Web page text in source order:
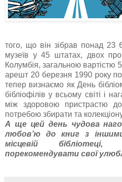
того, що він зібрав понад 23
музеїв у 45 штатах, двох
Колумбія, загальною вартістю
арешт 20 березня 1990 року
тепер визнаємо як День
бібліофілів у всьому світі і
між здоровою пристрастю
потребою збирати та
А ще цей день чудова
любов’ю до книг з
місцевій
порекомендувати свої